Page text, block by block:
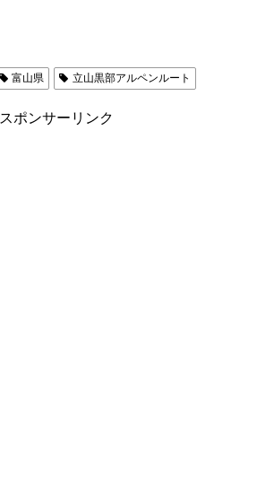
富山県 立山黒部アルペンルート
スポンサーリンク